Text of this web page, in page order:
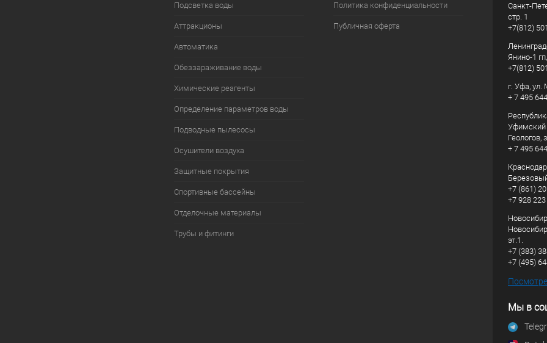
Подсветка воды
Аттракционы
Автоматика
Обеззараживание воды
Химические реагенты
Определение параметров воды
Подводные пылесосы
Осушители воздуха
Защитные покрытия
Спортивные бассейны
Отделочные материалы
Трубы и фитинги
Политика конфиденциальности
Публичная оферта
Санкт-
стр. 1
+7(812)
Янино-1
+7(812)
г. Уфа, ул.
+ 7 495
Уфимский
Геологов,
+ 7 495
+7 (861)
+7 928
эт.1.
+7 (383)
+7 (495)
Мы в